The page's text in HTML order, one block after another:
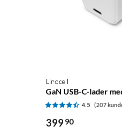
Linocell
GaN USB-C-lader
4.5 (207
399 90